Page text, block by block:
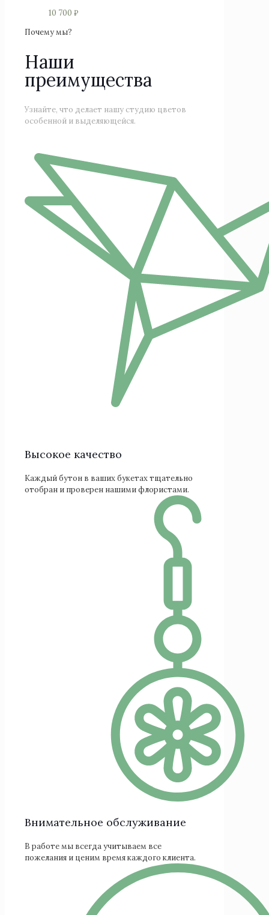
10 700 ₽
Почему мы?
Наши
преимущества
Узнайте, что делает нашу студию цветов
особенной и выделяющейся.
Высокое качество
Каждый бутон в ваших букетах тщательно
отобран и проверен нашими флористами.
Внимательное обслуживание
В работе мы всегда учитываем все
пожелания и ценим время каждого клиента.